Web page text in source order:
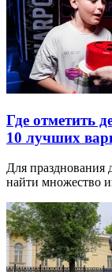
Где отметить
10 лучших
Для
найти множество